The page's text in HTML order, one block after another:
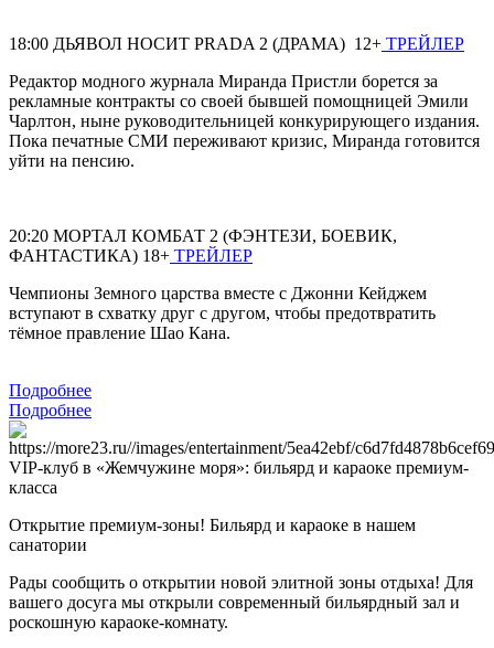
18:00 ДЬЯВОЛ НОСИТ PRADA 2 (ДРАМА) 12+ ТРЕЙЛЕР
Редактор модного журнала Миранда Пристли борется за
рекламные контракты со своей бывшей помощницей Эмили
Чарлтон, ныне руководительницей конкурирующего издания.
Пока печатные СМИ переживают кризис, Миранда готовится
уйти на пенсию.
20:20 МОРТАЛ КОМБАТ 2 (ФЭНТЕЗИ, БОЕВИК,
ФАНТАСТИКА) 18+ ТРЕЙЛЕР
Чемпионы Земного царства вместе с Джонни Кейджем
вступают в схватку друг с другом, чтобы предотвратить
тёмное правление Шао Кана.
Подробнее
Подробнее
VIP-клуб в «Жемчужине моря»: бильярд и караоке премиум-
класса
Открытие премиум-зоны! Бильярд и караоке в нашем
санатории
Рады сообщить о открытии новой элитной зоны отдыха! Для
вашего досуга мы открыли современный бильярдный зал и
роскошную караоке-комнату.